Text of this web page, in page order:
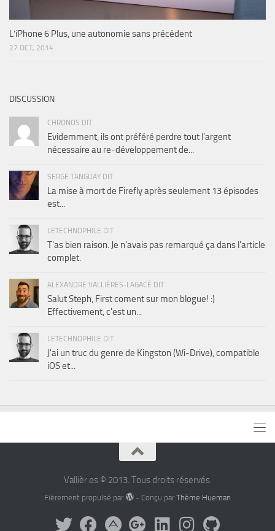
L’iPhone 6 Plus, une autonomie sans précédent
27 OCT, 2014
DISCUSSION
CHRONOS DIT
Evidemment, ils ont préféré perdre tout l'argent
nécessaire au re-développement de...
SERGE TANGUAY DIT
La mise à mort de Firefly après seulement 13 épisodes
est...
LETECHNOPHILE DIT
T'as bien raison. Je n'avais pas remarqué ça dans l'article
complet.
ALEXANDRE VALLIÈRES-LAGACÉ DIT
Salut Steph, First coment sur mon blogue! :)
Effectivement, c'est un...
LETECHNOPHILE DIT
J'ai un truc du genre de Kingston (Wi-Drive), compatible
iOS et...
Vallièr.es © 2013. Tous droits réservés.
Fièrement propulsé par - Conçu par Thème Hueman